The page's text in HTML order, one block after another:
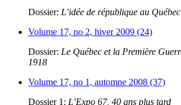
Dossier: L’idée de république au Québec
Volume 17, no 2, hiver 2009 (24)
Dossier: Le Québec et la Première
1918
Volume 17, no 1, automne 2008 (37)
Dossier 1: L’Expo 67, 40 ans plus tard